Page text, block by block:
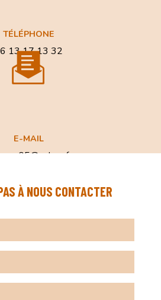
TÉLÉPHONE
13 17 13 32
E-MAIL
À NOUS CONTACTER